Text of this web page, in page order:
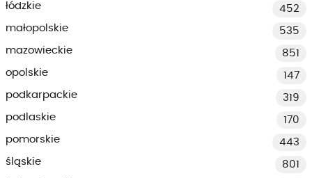
łódzkie
452
małopolskie
535
mazowieckie
851
opolskie
147
podkarpackie
319
podlaskie
170
pomorskie
443
śląskie
801